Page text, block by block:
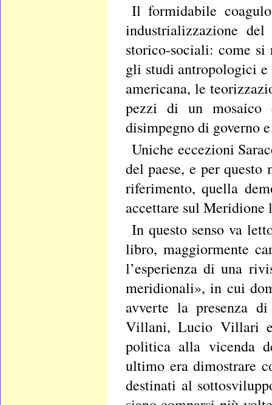
Il formidabile
industrializzazione
storico-sociali: come
gli studi antropologici
americana, le
pezzi di un mosaico
disimpegno di governo
Uniche eccezioni
del paese, e per
riferimento, quella
accettare sul Meridione
In questo senso va
libro, maggiormente
l’esperienza di una
meridionali», in cui
avverte la presenza
Villani, Lucio Villari
politica alla vicenda
ultimo era dimostrare
destinati al